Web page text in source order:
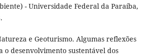
- Universidade Federal da Paraíba,
e Geoturismo. Algumas reflexões
desenvolvimento sustentável dos